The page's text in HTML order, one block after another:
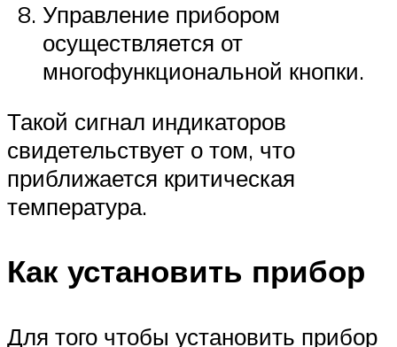
Управление прибором
осуществляется от
многофункциональной кнопки.
Такой сигнал индикаторов
свидетельствует о том, что
приближается критическая
температура.
Как установить прибор
Для того чтобы установить прибор